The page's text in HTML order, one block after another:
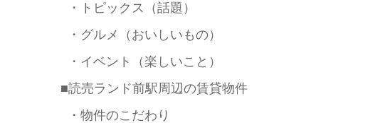
・トピックス（話題）
・グルメ（おいしいもの）
・イベント（楽しいこと）
■読売ランド前駅周辺の賃貸物件
・物件のこだわり